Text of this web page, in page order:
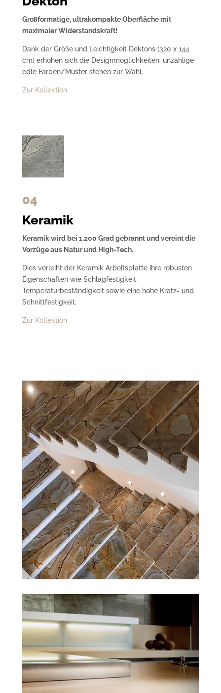
Großformatige, ultrakompakte Oberfläche mit
maximaler Widerstandskraft!
Dank der Größe und Leichtigkeit Dektons (320 x 144
cm) erhöhen sich die Designmöglichkeiten, unzählige
edle Farben/Muster stehen zur Wahl.
Zur Kollektion
04
Keramik
Keramik wird bei 1.200 Grad gebrannt und vereint die
Vorzüge aus Natur und High-Tech.
Dies verleiht der Keramik Arbeitsplatte ihre robusten
Eigenschaften wie Schlagfestigkeit,
Temperaturbeständigkeit sowie eine hohe Kratz- und
Schnittfestigkeit.
Zur Kollektion